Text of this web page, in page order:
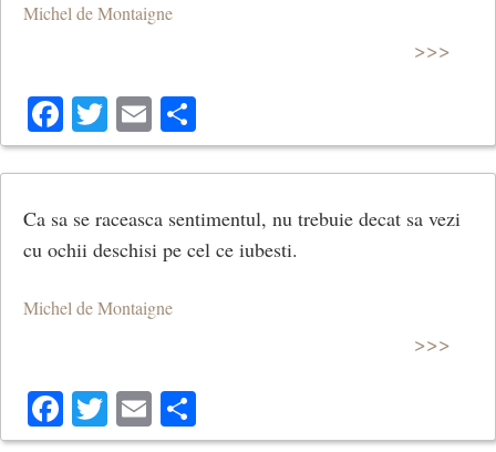
Michel de Montaigne
>>>
Facebook
Twitter
Email
Ca sa se raceasca sentimentul, nu trebuie decat sa vezi
cu ochii deschisi pe cel ce iubesti.
Michel de Montaigne
>>>
Facebook
Twitter
Email